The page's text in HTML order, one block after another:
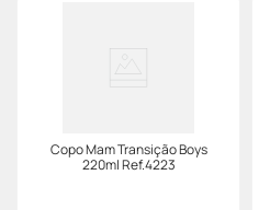
Copo Mam Transição Boys
220ml Ref.4223